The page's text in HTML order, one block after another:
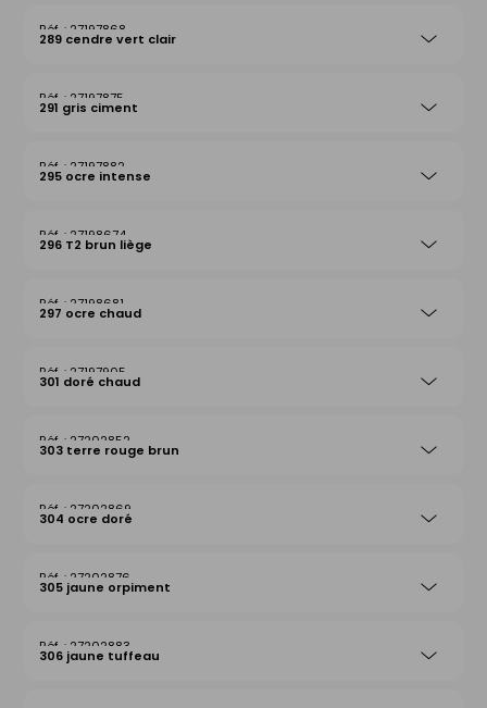
27197868
289 cendre vert clair
27197875
291 gris ciment
27197882
295 ocre intense
27198674
296 T2 brun liège
27198681
297 ocre chaud
27197905
301 doré chaud
27202852
303 terre rouge brun
27202869
304 ocre doré
27202876
305 jaune orpiment
27202883
306 jaune tuffeau